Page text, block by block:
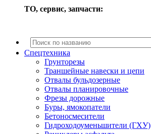
ТО, сервис, запчасти:
Спецтехника
Грунторезы
Траншейные навески и цепи
Отвалы бульдозерные
Отвалы планировочные
Фрезы дорожные
Буры, ямокопатели
Бетоносмесители
Гидроходоуменьшители (ГХУ)